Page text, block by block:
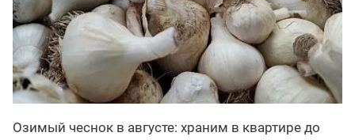
Озимый чеснок в августе: храним в квартире до